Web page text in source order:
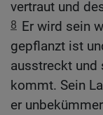
vertraut und
8 Er wird sein
gepflanzt ist
ausstreckt und
kommt. Sein
er